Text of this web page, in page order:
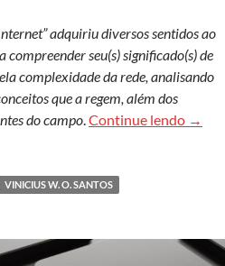
adquiriu diversos sentidos ao
compreender seu(s) significado(s) de
complexidade da rede, analisando
que a regem, além dos
do campo.Continue lendo →
VINICIUS W. O. SANTOS